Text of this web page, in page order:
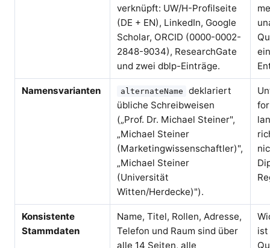
verknüpft: UW/H-Profilseite
(DE + EN), LinkedIn, Google
Scholar, ORCID (0000-0002-
2848-9034), ResearchGate
und zwei dblp-Einträge.
Namensvarianten alternateName
deklariert
übliche Schreibweisen
(„Prof. Dr. Michael Steiner",
„Michael Steiner
(Marketingwissenschaftler)",
„Michael Steiner
(Universität
Witten/Herdecke)").
Konsistente
Stammdaten
Name, Titel, Rollen, Adresse,
Telefon und Raum sind über
alle 14 Seiten, alle
ist